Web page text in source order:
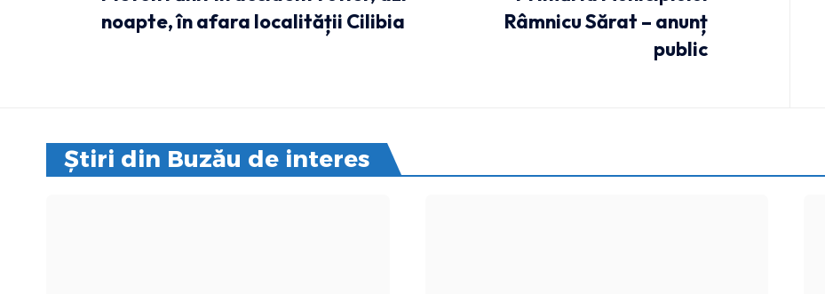
noapte, în afara localității Cilibia
Râmnicu Sărat – anunț
public
Știri din Buzău de interes